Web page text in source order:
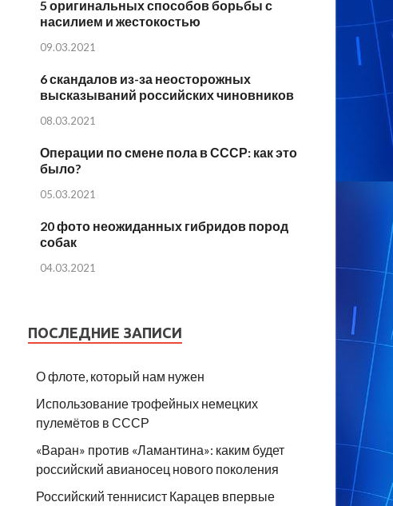
5 оригинальных способов борьбы с
насилием и жестокостью
09.03.2021
6 скандалов из-за неосторожных
высказываний российских чиновников
08.03.2021
Операции по смене пола в СССР: как это
было?
05.03.2021
20 фото неожиданных гибридов пород
собак
04.03.2021
ПОСЛЕДНИЕ ЗАПИСИ
О флоте, который нам нужен
Использование трофейных немецких
пулемётов в СССР
«Варан» против «Ламантина»: каким будет
российский авианосец нового поколения
Российский теннисист Карацев впервые